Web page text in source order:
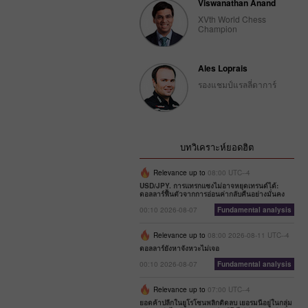
Viswanathan Anand
XVth World Chess
Champion
Ales Loprais
รองแชมป์แรลลี่ดาการ์
บทวิเคราะห์ยอดฮิต
Relevance up to 08:00 UTC--4
USD/JPY. การแทรกแซงไม่อาจหยุดเทรนด์ได้:
ดอลลาร์ฟื้นตัวจากการอ่อนค่ากลับคืนอย่างมั่นคง
00:10 2026-08-07
Fundamental analysis
Relevance up to 08:00 2026-08-11 UTC--4
ดอลลาร์ยังหาจังหวะไม่เจอ
00:10 2026-08-07
Fundamental analysis
Relevance up to 07:00 UTC--4
ยอดค้าปลีกในยูโรโซนพลิกติดลบ เยอรมนีอยู่ในกลุ่ม